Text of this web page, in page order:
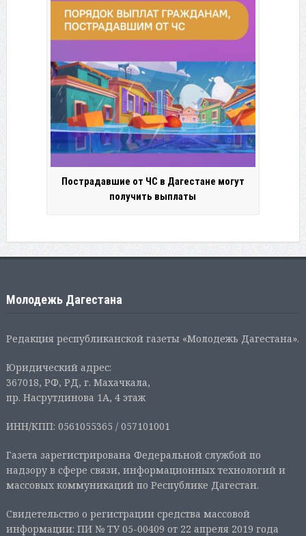
Пострадавшие от ЧС в Дагестане могут
получить выплаты
Молодежь Дагестана
Редакция республиканской газеты «Молодежь Дагестана».
Юридический адрес:
367018, РФ, РД, г. Махачкала,
пр. Насрутдинова 1А, 4 этаж
ИНН/КПП: 0561055365 / 057101001
Газета зарегистрирована Федеральной службой по
надзору в сфере связи, информационных технологий и
массовых коммуникаций по Республике Дагестан.
Свидетельство о регистрации средства массовой
информации: ПИ № ТУ 05-00409 от 22 апреля 2019 года